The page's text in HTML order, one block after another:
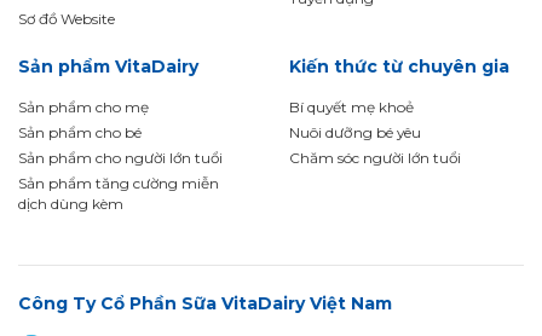
Sơ đồ Website
Sản phẩm VitaDairy
Sản phẩm cho mẹ
Sản phẩm cho bé
Sản phẩm cho người lớn tuổi
Sản phẩm tăng cường miễn
dịch dùng kèm
Kiến thức từ chuyên gia
Bí quyết mẹ khoẻ
Nuôi dưỡng bé yêu
Chăm sóc người lớn tuổi
Công Ty Cổ Phần Sữa VitaDairy Việt Nam